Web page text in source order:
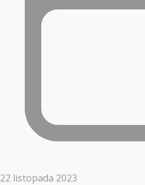
22 listopada 2023